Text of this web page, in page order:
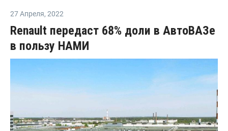
27 Апреля, 2022
Renault передаст 68% доли в АвтоВАЗе
в пользу НАМИ